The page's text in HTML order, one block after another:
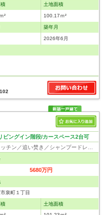
²
土地面積
100.17ｍ²
築年月
2026年6月
ングイン階段/カースペース2台可
5680万円
泉町１丁目
土地面積